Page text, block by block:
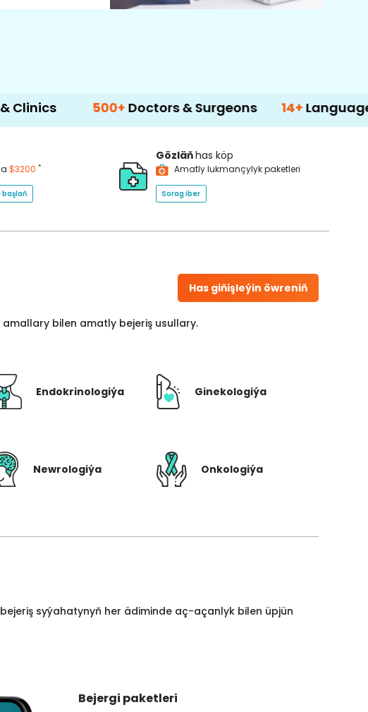
500+ Doctors & Surgeons 14+Language Support
$3200 *
Gözläňhas köp
Amatly lukmançylyk paketleri
Sorag iber
Has giňişleýin öwreniň
bilen amatly bejeriş usullary.
Endokrinologiýa Ginekologiýa
Newrologiýa Onkologiýa
syýahatynyň her ädiminde aç-açanlyk bilen üpjün
Bejergi paketleri